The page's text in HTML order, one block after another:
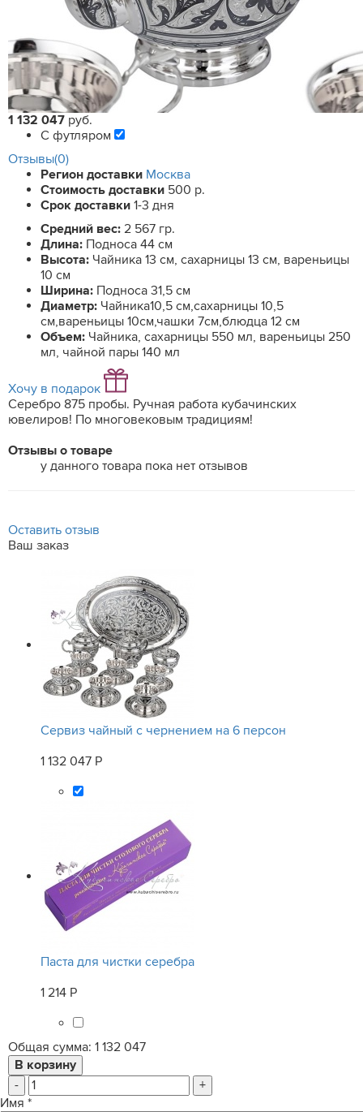
1 132 047 руб.
С футляром
Отзывы(0)
Регион доставки Москва
Стоимость доставки 500 р.
Срок доставки 1-3 дня
Средний вес: 2 567 гр.
Длина: Подноса 44 см
Высота: Чайника 13 см, сахарницы 13 см, вареньицы
10 см
Ширина: Подноса 31,5 см
Диаметр: Чайника10,5 см,сахарницы 10,5
см,вареньицы 10см,чашки 7см,блюдца 12 см
Объем: Чайника, сахарницы 550 мл, вареньицы 250
мл, чайной пары 140 мл
Хочу в подарок
Серебро 875 пробы. Ручная работа кубачинских
ювелиров! По многовековым традициям!
Отзывы о товаре
у данного товара пока нет отзывов
Оставить отзыв
Ваш заказ
Сервиз чайный с чернением на 6 персон
1 132 047 Р
Паста для чистки серебра
1 214 Р
Общая сумма: 1 132 047
-
+
Имя *